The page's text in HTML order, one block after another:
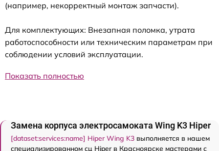
(например, некорректный монтаж запчасти).
Для комплектующих: Внезапная поломка, утрата
работоспособности или техническим параметрам при
соблюдении условий эксплуатации.
Показать полностью
Замена корпуса электросамоката Wing K3 Hiper
[dataset:services:name] Hiper Wing K3 выполняется в нашем
специализированном сц Hiper в Красноярске мастерами с